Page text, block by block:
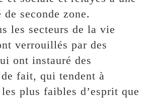
seconde zone.
les secteurs de la vie
verrouillés par des
ont instauré des
fait, qui tendent à
plus faibles d’esprit que